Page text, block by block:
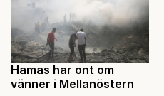
blev hjälteförklarad fick Lars
Vilks nära nog obefintligt stöd
i offentligheten.
Hamas har ont om
vänner i Mellanöstern